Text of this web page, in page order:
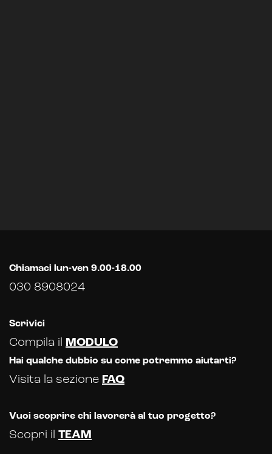
Chiamaci lun-ven 9.00-18.00
030 8908024
Scrivici
Compila il MODULO
Hai qualche dubbio su come potremmo aiutarti?
Visita la sezione FAQ
Vuoi scoprire chi lavorerà al tuo progetto?
Scopri il TEAM